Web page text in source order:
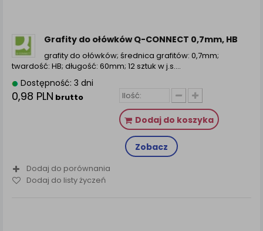
Grafity do ołówków Q-CONNECT 0,7mm, HB
grafity do ołówków; średnica grafitów: 0,7mm;
twardość: HB; długość: 60mm; 12 sztuk w j.s....
Dostępność: 3 dni
0,98 PLN brutto
Dodaj do koszyka
Zobacz
Dodaj do porównania
Dodaj do listy życzeń